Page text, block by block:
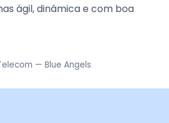
ágil, dinâmica e com boa
— Blue Angels